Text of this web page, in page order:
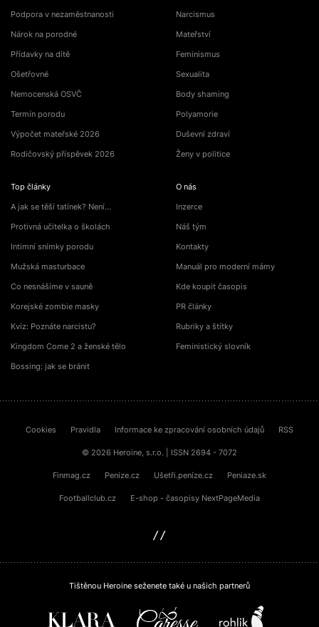
Podpora v nezaměstnanosti
Nárok na porodné
Přídavky na dítě
Ošetřovné
Nemocenská OSVČ
Termín porodu
Výpočet mateřské 2026
Rodičovský příspěvek 2026
Top články
A jak se těší tatínek? Není…
Protivná učitelka o školách
Intimní snímky porodu
Mužská masturbace
Co nesnášíme v sauně
Korejské zombie masky
Kvíz: Poznáte narcistu?
Kingdom Come 2 a ženské tělo
Bossing: jak se bránit
Narcismus
Mateřství
Feminismus
Sexualita
Body shaming
Polyamorie
Duševní zdraví
Ženy v politice
O nás
Inzerce
Náš tým
Kontakty
Manuál pro moderní mámy
Kde koupit časopis
PR články
Rubriky a štítky
Feministický slovník
Cookies Pravidla Informace ke zpracování osobních údajů RSS
© 2026 Heroine, s.r.o. | ISSN 2694 - 7072
Finmag.cz Peníze.cz Ušetři.peníze.cz Peniaze.sk
Footballclub.cz E-shop - časopisy NextPageMedia
Tištěnou Heroine seženete také u našich partnerů